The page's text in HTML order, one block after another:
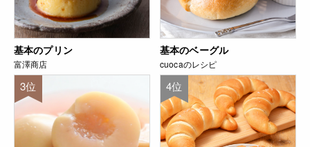
基本のプリン
富澤商店
基本のベーグル
cuocaのレシピ
3位 4位